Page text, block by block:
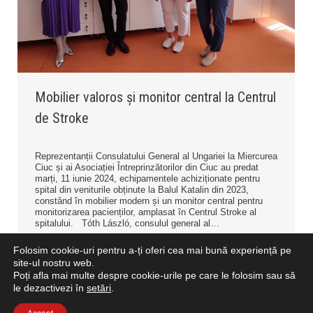
Mobilier valoros și monitor central la Centrul
de Stroke
Reprezentanții Consulatului General al Ungariei la Miercurea
Ciuc și ai Asociației Întreprinzătorilor din Ciuc au predat
marți, 11 iunie 2024, echipamentele achiziționate pentru
spital din veniturile obținute la Balul Katalin din 2023,
constând în mobilier modern și un monitor central pentru
monitorizarea pacienților, amplasat în Centrul Stroke al
spitalului. Tóth László, consulul general al…
Folosim cookie-uri pentru a-ți oferi cea mai bună experiență pe
site-ul nostru web.
Poți afla mai multe despre cookie-urile pe care le folosim sau să
le dezactivezi în setări